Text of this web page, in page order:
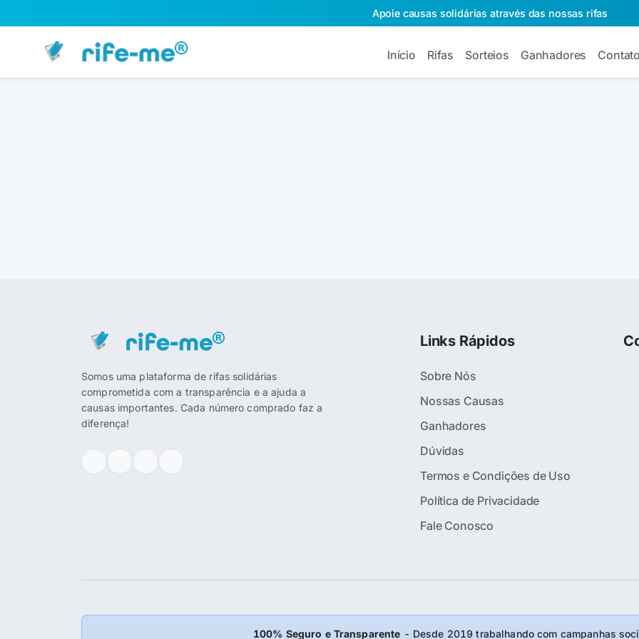
Apoie causas solidárias através das nossas rifas
Início Rifas Sorteios Ganhadores Contato
Somos uma plataforma de rifas solidárias
comprometida com a transparência e a ajuda a
causas importantes. Cada número comprado faz a
diferença!
Links Rápidos
Sobre Nós
Nossas Causas
Ganhadores
Dúvidas
Termos e Condições de Uso
Política de Privacidade
Fale Conosco
100% Seguro e Transparente - Desde 2019 trabalhando com campanhas